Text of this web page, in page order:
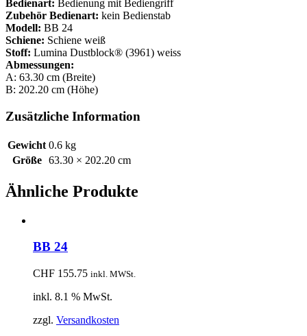
Bedienart: Bedienung mit Bediengriff
Zubehör Bedienart: kein Bedienstab
Modell: BB 24
Schiene: Schiene weiß
Stoff: Lumina Dustblock® (3961) weiss
Abmessungen:
A: 63.30 cm (Breite)
B: 202.20 cm (Höhe)
Zusätzliche Information
Gewicht 0.6 kg
Größe
63.30 × 202.20 cm
Ähnliche Produkte
BB 24
CHF 155.75 inkl. MWSt.
inkl. 8.1 % MwSt.
zzgl. Versandkosten